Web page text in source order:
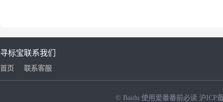
寻标宝
首页
联系我们
联系客服
© Baidu 使用爱番番前必读 沪ICP